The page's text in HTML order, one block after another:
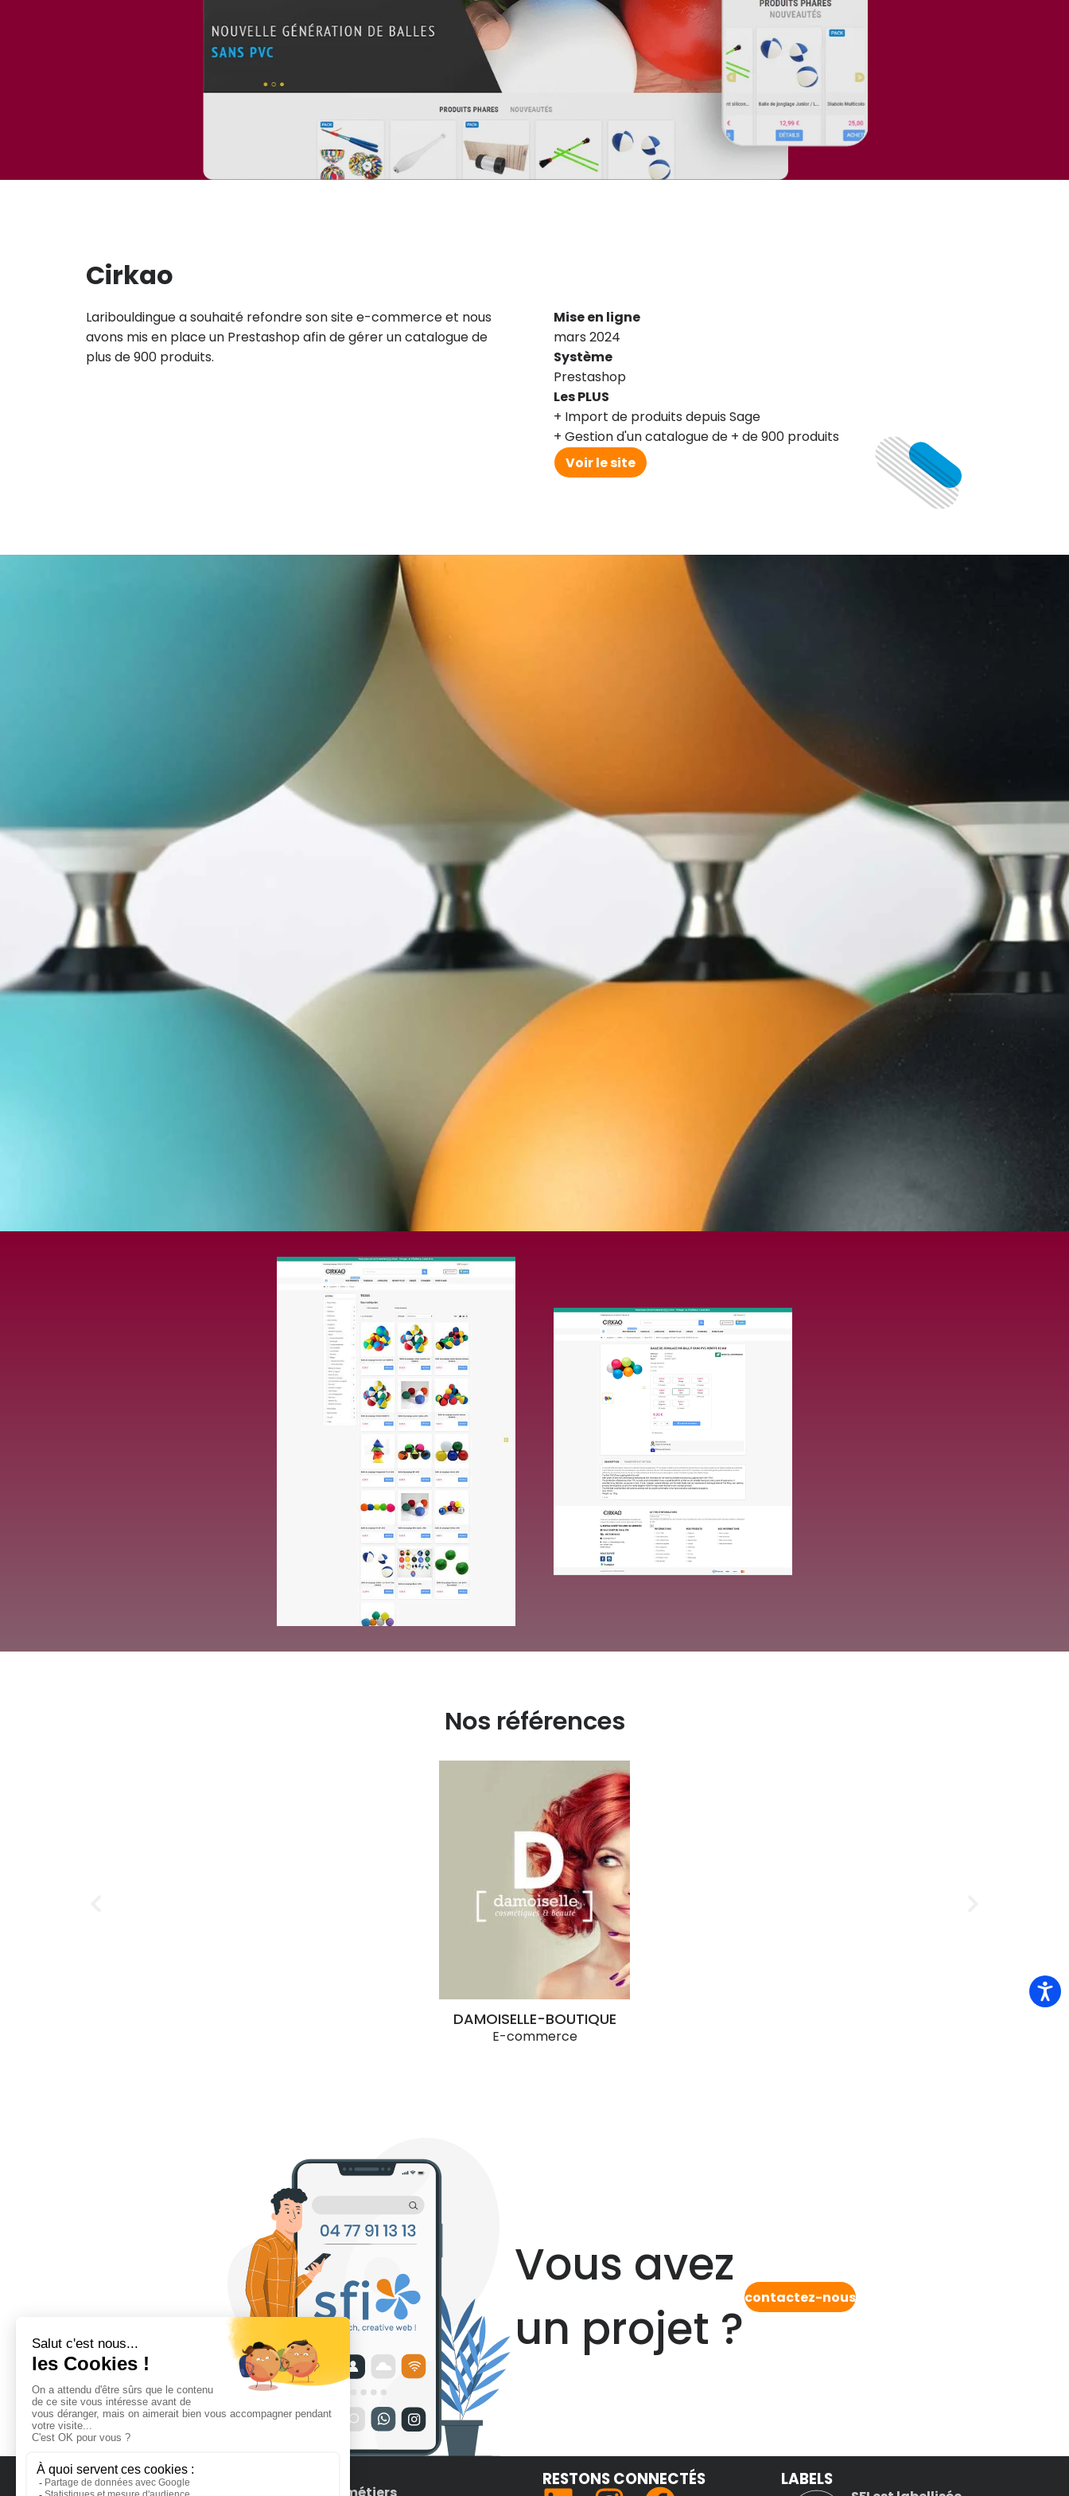
Cirkao
Laribouldingue a souhaité refondre son site e-commerce et nous
avons mis en place un Prestashop afin de gérer un catalogue de
plus de 900 produits.
Mise en ligne
mars 2024
Système
Prestashop
Les PLUS
Import de produits depuis Sage
Gestion d'un catalogue de + de 900 produits
Voir le site
Nos références
DAMOISELLE-BOUTIQUE
E-commerce
Vous avez
un projet ?
contactez-nous
CONTACTS RESTONS CONNECTÉS LABELS